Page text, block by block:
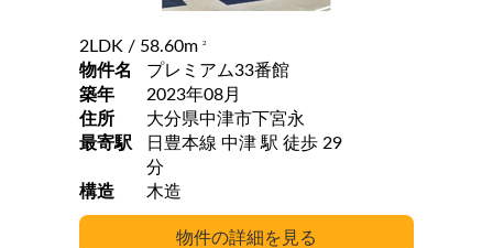
2LDK / 58.60m 2
物件名
プレミアム33番館
築年
2023年08月
住所
大分県中津市下宮永
最寄駅
日豊本線 中津 駅 徒歩 29
分
構造
木造